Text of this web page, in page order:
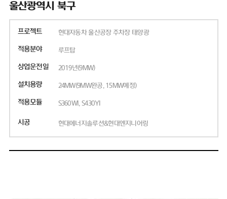
울산광역시 북구
프로젝트 현대자동차 울산공장 주차장 태양광
적용분야 루프탑
상업운전일 2019년(9MW)
설치용량 24MW(9MW완공, 15MW예정)
적용모듈 S360WI, S430YI
시공 현대에너지솔루션&현대엔지니어링